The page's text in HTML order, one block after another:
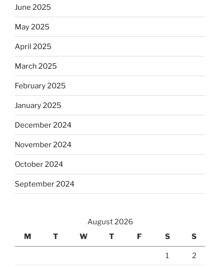
June 2025
May 2025
April 2025
March 2025
February 2025
January 2025
December 2024
November 2024
October 2024
September 2024
August 2026
M
T W T F S S
1 2